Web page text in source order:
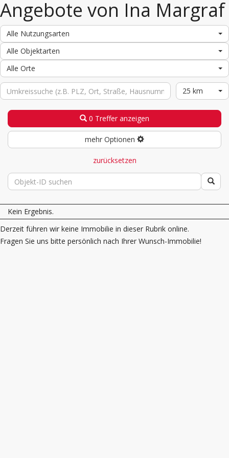
Angebote von Ina Margraf
Alle Nutzungsarten
Alle Objektarten
Alle Orte
25 km
0 Treffer anzeigen
mehr Optionen
zurücksetzen
Kein Ergebnis.
Derzeit führen wir keine Immobilie in dieser Rubrik online.
Fragen Sie uns bitte persönlich nach Ihrer Wunsch-Immobilie!